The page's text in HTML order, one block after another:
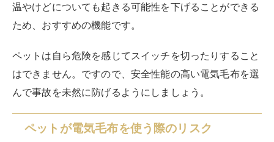
温やけどについても起きる可能性を下げることができる
ため、おすすめの機能です。
ペットは自ら危険を感じてスイッチを切ったりすること
はできません。ですので、安全性能の高い電気毛布を選
んで事故を未然に防げるようにしましょう。
ペットが電気毛布を使う際のリスク